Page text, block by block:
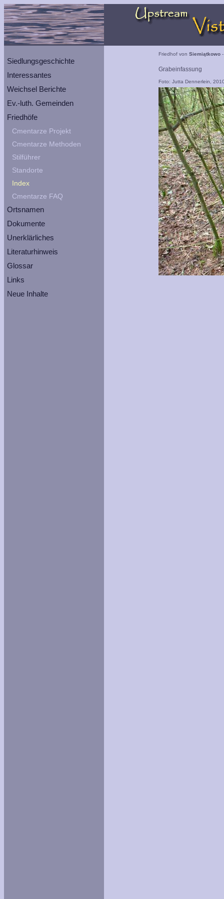
Siedlungsgeschichte
Interessantes
Weichsel Berichte
Ev.-luth. Gemeinden
Friedhöfe
Cmentarze Projekt
Cmentarze Methoden
Stilführer
Standorte
Index
Cmentarze FAQ
Ortsnamen
Dokumente
Unerklärliches
Literaturhinweis
Glossar
Links
Neue Inhalte
Friedhof von Siemiątkowo
Grabeinfassung
Foto: Jutta Dennerlein,